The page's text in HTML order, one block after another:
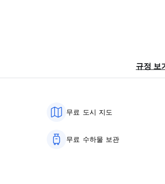
규정 보
무료 도시 지도
무료 수하물 보관